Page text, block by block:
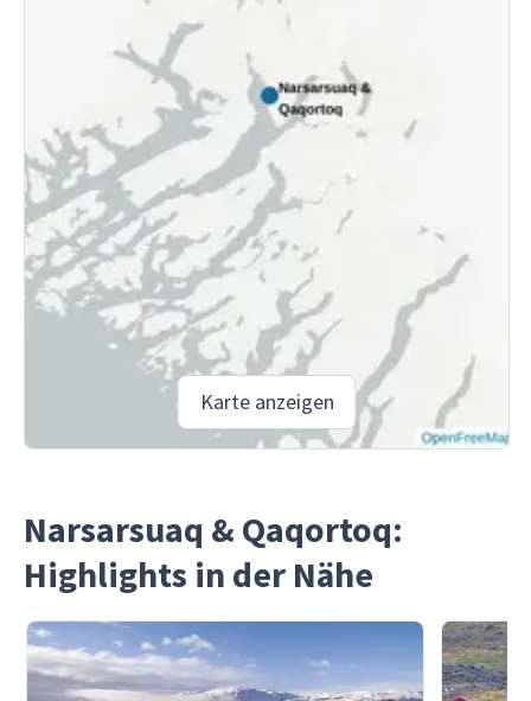
Karte anzeigen
Narsarsuaq & Qaqortoq:
Highlights in der Nähe